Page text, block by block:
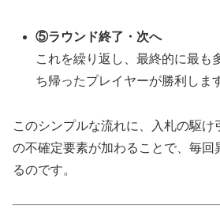
⑤ラウンド終了・次へ
これを繰り返し、最終的に最も
ち帰ったプレイヤーが勝利しま
このシンプルな流れに、入札の駆
の不確定要素が加わることで、毎回
るのです。